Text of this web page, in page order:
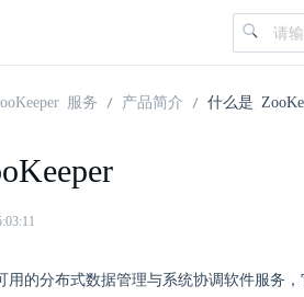
服务 产品简介 什么是
用的分布式数据管理与系统协调软件服务